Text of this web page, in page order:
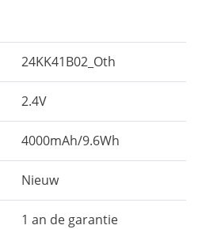
24KK41B02_Oth
2.4V
4000mAh/9.6Wh
Nieuw
1 an de garantie